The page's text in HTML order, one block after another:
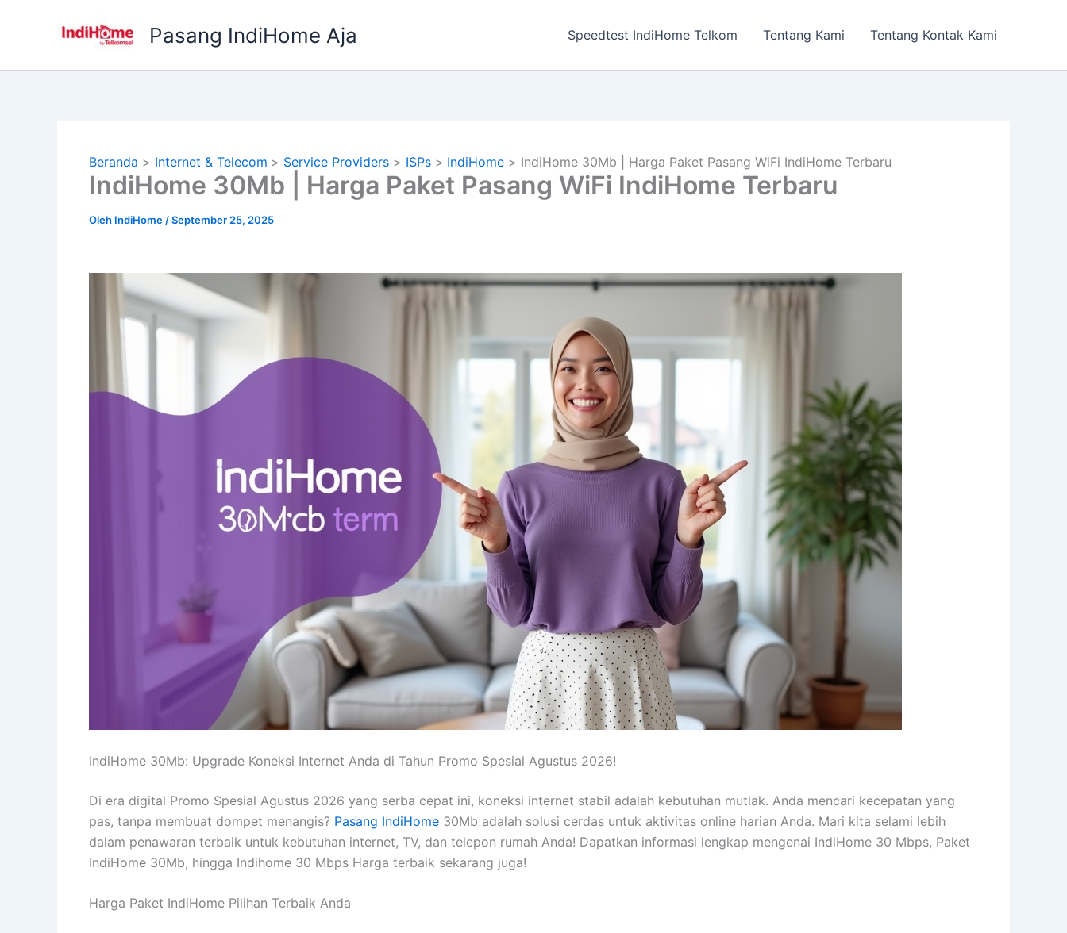
Pasang IndiHome Aja Speedtest IndiHome Telkom Tentang Kami Tentang Kontak Kami
Beranda Internet & Telecom Service Providers ISPs IndiHome IndiHome 30Mb | Harga Paket Pasang WiFi IndiHome Terbaru
IndiHome 30Mb | Harga Paket Pasang WiFi IndiHome Terbaru
Oleh IndiHome /September 25, 2025
IndiHome 30Mb: Upgrade Koneksi Internet Anda di Tahun Promo Spesial Agustus 2026!
Di era digital Promo Spesial Agustus 2026 yang serba cepat ini, koneksi internet stabil adalah kebutuhan mutlak. Anda mencari kecepatan yang
pas, tanpa membuat dompet menangis? Pasang IndiHome 30Mb adalah solusi cerdas untuk aktivitas online harian Anda. Mari kita selami lebih
dalam penawaran terbaik untuk kebutuhan internet, TV, dan telepon rumah Anda! Dapatkan informasi lengkap mengenai IndiHome 30 Mbps, Paket
IndiHome 30Mb, hingga Indihome 30 Mbps Harga terbaik sekarang juga!
Harga Paket IndiHome Pilihan Terbaik Anda